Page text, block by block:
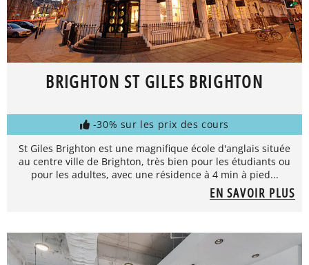
BRIGHTON ST GILES BRIGHTON
-30% sur les prix des cours
St Giles Brighton est une magnifique école d'anglais située
au centre ville de Brighton, très bien pour les étudiants ou
pour les adultes, avec une résidence à 4 min à pied...
EN SAVOIR PLUS